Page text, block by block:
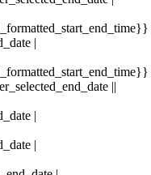
|
||
|
|